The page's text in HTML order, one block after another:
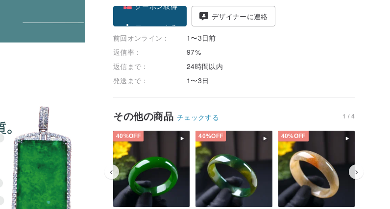
フォローする
デザイナーに連絡
前回オンライン：
1〜3日前
返信率：
97%
返信まで：
24時間以内
発送まで：
1〜3日
その他の商品 チェックする 1 / 4
40%OFF 40%OFF 40%OFF